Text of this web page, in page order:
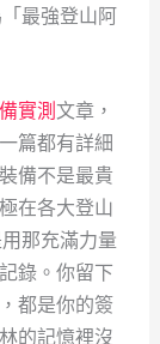
最強登山阿
實測文章，
篇都有詳細
備不是最貴
在各大登山
那充滿力量
錄。你留下
都是你的簽
的記憶裡沒